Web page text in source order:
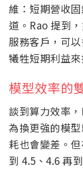
維：短期營收
道。Rao 提到
服務客戶，可
犧牲短期利益
模型效率的
談到算力效率
為換更強的模
耗也會變差。
到 4.5、4.6 再